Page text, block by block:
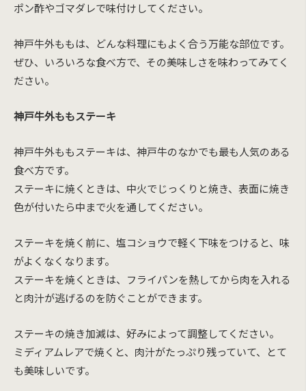
ポン酢やゴマダレで味付けしてください。
神戸牛外ももは、どんな料理にもよく合う万能な部位です。
ぜひ、いろいろな食べ方で、その美味しさを味わってみてく
ださい。
神戸牛外ももステーキ
神戸牛外ももステーキは、神戸牛のなかでも最も人気のある
食べ方です。
ステーキに焼くときは、中火でじっくりと焼き、表面に焼き
色が付いたら中まで火を通してください。
ステーキを焼く前に、塩コショウで軽く下味をつけると、味
がよくなくなります。
ステーキを焼くときは、フライパンを熱してから肉を入れる
と肉汁が逃げるのを防ぐことができます。
ステーキの焼き加減は、好みによって調整してください。
ミディアムレアで焼くと、肉汁がたっぷり残っていて、とて
も美味しいです。